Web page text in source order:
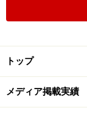
トップ
メディア掲載実績